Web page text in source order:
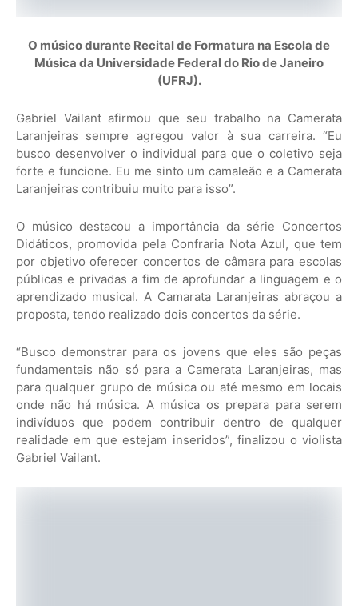
O músico durante Recital de Formatura na Escola de
Música da Universidade Federal do Rio de Janeiro
(UFRJ).
Gabriel Vailant afirmou que seu trabalho na Camerata
Laranjeiras sempre agregou valor à sua carreira. “Eu
busco desenvolver o individual para que o coletivo seja
forte e funcione. Eu me sinto um camaleão e a Camerata
Laranjeiras contribuiu muito para isso”.
O músico destacou a importância da série Concertos
Didáticos, promovida pela Confraria Nota Azul, que tem
por objetivo oferecer concertos de câmara para escolas
públicas e privadas a fim de aprofundar a linguagem e o
aprendizado musical. A Camarata Laranjeiras abraçou a
proposta, tendo realizado dois concertos da série.
“Busco demonstrar para os jovens que eles são peças
fundamentais não só para a Camerata Laranjeiras, mas
para qualquer grupo de música ou até mesmo em locais
onde não há música. A música os prepara para serem
indivíduos que podem contribuir dentro de qualquer
realidade em que estejam inseridos”, finalizou o violista
Gabriel Vailant.